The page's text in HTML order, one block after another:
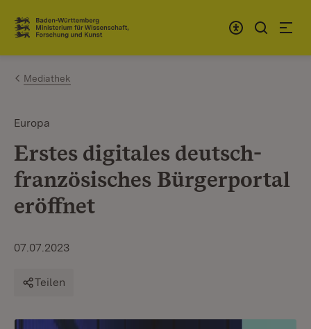
Zum Inhalt springen
Link zur Startseite
Mediathek
Europa
Erstes digitales deutsch-
französisches Bürgerportal
eröffnet
07.07.2023
Teilen